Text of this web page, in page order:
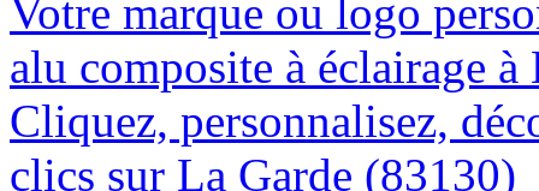
Votre marque ou logo
alu composite à éclairage
Cliquez, personnalisez,
clics sur La Garde (83130)